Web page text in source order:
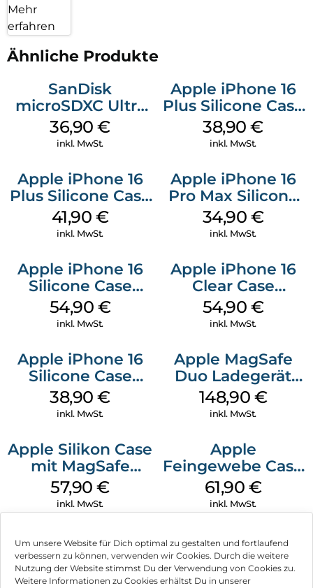
Um unsere Website für Dich optimal zu gestalten und fortlaufend
verbessern zu können, verwenden wir Cookies. Durch die weitere
Nutzung der Website stimmst Du der Verwendung von Cookies zu.
Weitere Informationen zu Cookies erhältst Du in unserer
Mehr
erfahren
Ähnliche Produkte
SanDisk
microSDXC Ultra
128 GB + Adapter
Mobile
36,90€
inkl. MwSt.
Apple iPhone 16
Plus Silicone Case
MagSafe Denim
38,90€
inkl. MwSt.
Apple iPhone 16
Plus Silicone Case
MagSafe Stone
Gray
41,90 €
inkl. MwSt.
Apple iPhone 16
Pro Max Silicone
Case MagSafe
Denim
34,90 €
inkl. MwSt.
Apple iPhone 16
Silicone Case
MagSafe Black
54,90 €
inkl. MwSt.
Apple iPhone 16
Clear Case
MagSafe
Transparent
54,90 €
inkl. MwSt.
Apple iPhone 16
Silicone Case
MagSafe
Ultramarine
38,90€
inkl. MwSt.
Apple MagSafe
Duo Ladegerät
Weiß
148,90 €
inkl. MwSt.
Apple Silikon Case
mit MagSafe
iPhone 14 Pro
(PRODUCT)RED
57,90€
inkl. MwSt.
Apple
Feingewebe Case
iPhone 15 Pro
MagSafe Schwarz
61,90 €
inkl. MwSt.
Impressum